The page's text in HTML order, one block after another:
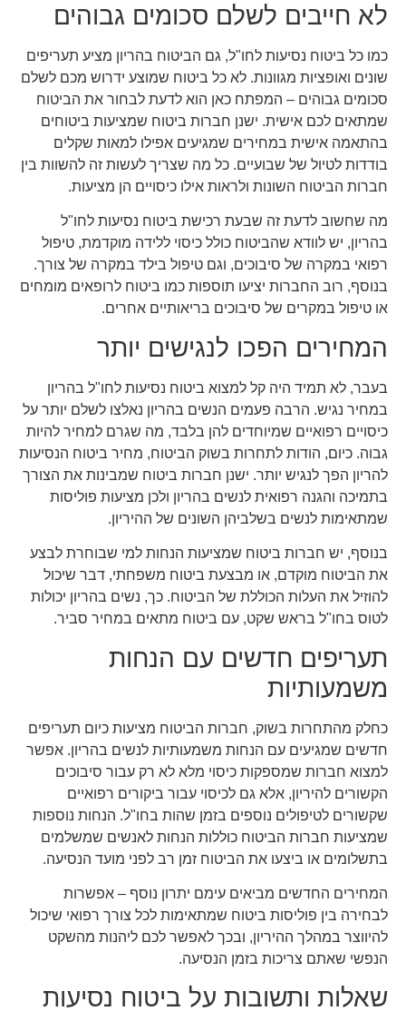
לא חייבים לשלם סכומים גבוהים
כמו כל ביטוח נסיעות לחו"ל, גם הביטוח בהריון מציע תעריפים
שונים ואופציות מגוונות. לא כל ביטוח שמוצע ידרוש מכם לשלם
סכומים גבוהים – המפתח כאן הוא לדעת לבחור את הביטוח
שמתאים לכם אישית. ישנן חברות ביטוח שמציעות ביטוחים
בהתאמה אישית במחירים שמגיעים אפילו למאות שקלים
בודדות לטיול של שבועיים. כל מה שצריך לעשות זה להשוות בין
חברות הביטוח השונות ולראות אילו כיסויים הן מציעות.
מה שחשוב לדעת זה שבעת רכישת ביטוח נסיעות לחו"ל
בהריון, יש לוודא שהביטוח כולל כיסוי ללידה מוקדמת, טיפול
רפואי במקרה של סיבוכים, וגם טיפול בילד במקרה של צורך.
בנוסף, רוב החברות יציעו תוספות כמו ביטוח לרופאים מומחים
או טיפול במקרים של סיבוכים בריאותיים אחרים.
המחירים הפכו לנגישים יותר
בעבר, לא תמיד היה קל למצוא ביטוח נסיעות לחו"ל בהריון
במחיר נגיש. הרבה פעמים הנשים בהריון נאלצו לשלם יותר על
כיסויים רפואיים שמיוחדים להן בלבד, מה שגרם למחיר להיות
גבוה. כיום, הודות לתחרות בשוק הביטוח, מחיר ביטוח הנסיעות
להריון הפך לנגיש יותר. ישנן חברות ביטוח שמבינות את הצורך
בתמיכה והגנה רפואית לנשים בהריון ולכן מציעות פוליסות
שמתאימות לנשים בשלביהן השונים של ההיריון.
בנוסף, יש חברות ביטוח שמציעות הנחות למי שבוחרת לבצע
את הביטוח מוקדם, או מבצעת ביטוח משפחתי, דבר שיכול
להוזיל את העלות הכוללת של הביטוח. כך, נשים בהריון יכולות
לטוס בחו"ל בראש שקט, עם ביטוח מתאים במחיר סביר.
תעריפים חדשים עם הנחות
משמעותיות
כחלק מהתחרות בשוק, חברות הביטוח מציעות כיום תעריפים
חדשים שמגיעים עם הנחות משמעותיות לנשים בהריון. אפשר
למצוא חברות שמספקות כיסוי מלא לא רק עבור סיבוכים
הקשורים להיריון, אלא גם לכיסוי עבור ביקורים רפואיים
שקשורים לטיפולים נוספים בזמן שהות בחו"ל. הנחות נוספות
שמציעות חברות הביטוח כוללות הנחות לאנשים שמשלמים
בתשלומים או ביצעו את הביטוח זמן רב לפני מועד הנסיעה.
המחירים החדשים מביאים עימם יתרון נוסף – אפשרות
לבחירה בין פוליסות ביטוח שמתאימות לכל צורך רפואי שיכול
להיווצר במהלך ההיריון, ובכך לאפשר לכם ליהנות מהשקט
הנפשי שאתם צריכות בזמן הנסיעה.
שאלות ותשובות על ביטוח נסיעות